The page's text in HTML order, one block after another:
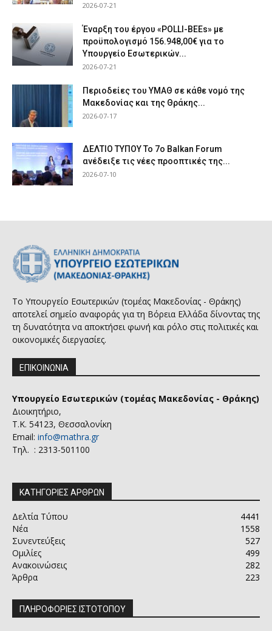
2026-07-21
Έναρξη του έργου «POLLI-BEEs» με
προϋπολογισμό 156.948,00€ για το
Υπουργείο Εσωτερικών...
2026-07-21
Περιοδείες του ΥΜΑΘ σε κάθε νομό της
Μακεδονίας και της Θράκης...
2026-07-17
ΔΕΛΤΙΟ ΤΥΠΟΥ Το 7ο Balkan Forum
ανέδειξε τις νέες προοπτικές της...
2026-07-10
Το Υπουργείο Εσωτερικών (τομέας Μακεδονίας - Θράκης)
αποτελεί σημείο αναφοράς για τη Βόρεια Ελλάδα δίνοντας της
τη δυνατότητα να αποκτήσει φωνή και ρόλο στις πολιτικές και
οικονομικές διεργασίες.
ΕΠΙΚΟΙΝΩΝΙΑ
Υπουργείο Εσωτερικών (τομέας Μακεδονίας - Θράκης)
Διοικητήριο,
Τ.Κ. 54123, Θεσσαλονίκη
Email: info@mathra.gr
Τηλ. : 2313-501100
ΚΑΤΗΓΟΡΙΕΣ ΑΡΘΡΩΝ
Δελτία Τύπου
4441
Νέα
1558
Συνεντεύξεις
527
Ομιλίες
499
Ανακοινώσεις
282
Άρθρα
223
ΠΛΗΡΟΦΟΡΙΕΣ ΙΣΤΟΤΟΠΟΥ